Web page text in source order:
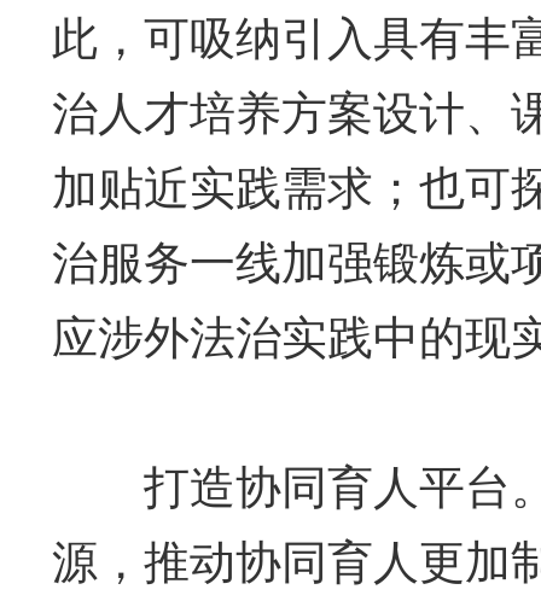
此，可吸纳引入具有丰
治人才培养方案设计、
加贴近实践需求；也可
治服务一线加强锻炼或
应涉外法治实践中的现
打造协同育人平台
源，推动协同育人更加